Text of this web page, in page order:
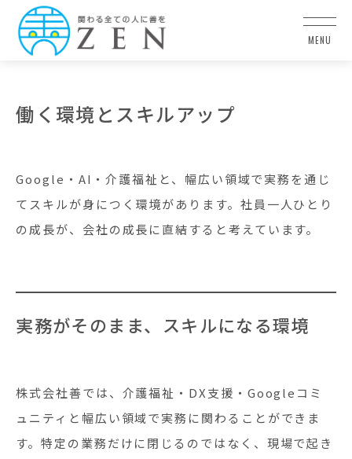
働く環境とスキルアップ
Google・AI・介護福祉と、幅広い領域で実務を通じ
てスキルが身につく環境があります。社員一人ひとり
の成長が、会社の成長に直結すると考えています。
実務がそのまま、スキルになる環境
株式会社善では、介護福祉・DX支援・Googleコミ
ュニティと幅広い領域で実務に関わることができま
す。特定の業務だけに閉じるのではなく、現場で起き